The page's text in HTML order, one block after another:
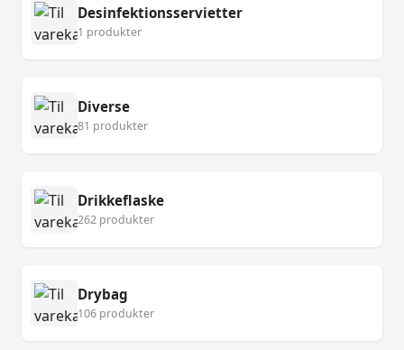
Desinfektionsservietter
1 produkter
Diverse
81 produkter
Drikkeflaske
262 produkter
Drybag
106 produkter